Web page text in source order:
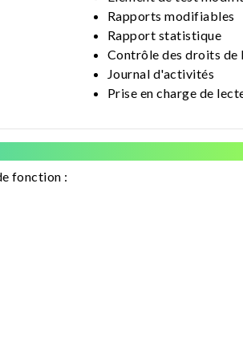
Rapports modifiables
Rapport statistique
Contrôle des droits
Journal d'activités
Prise en charge de
fonction :